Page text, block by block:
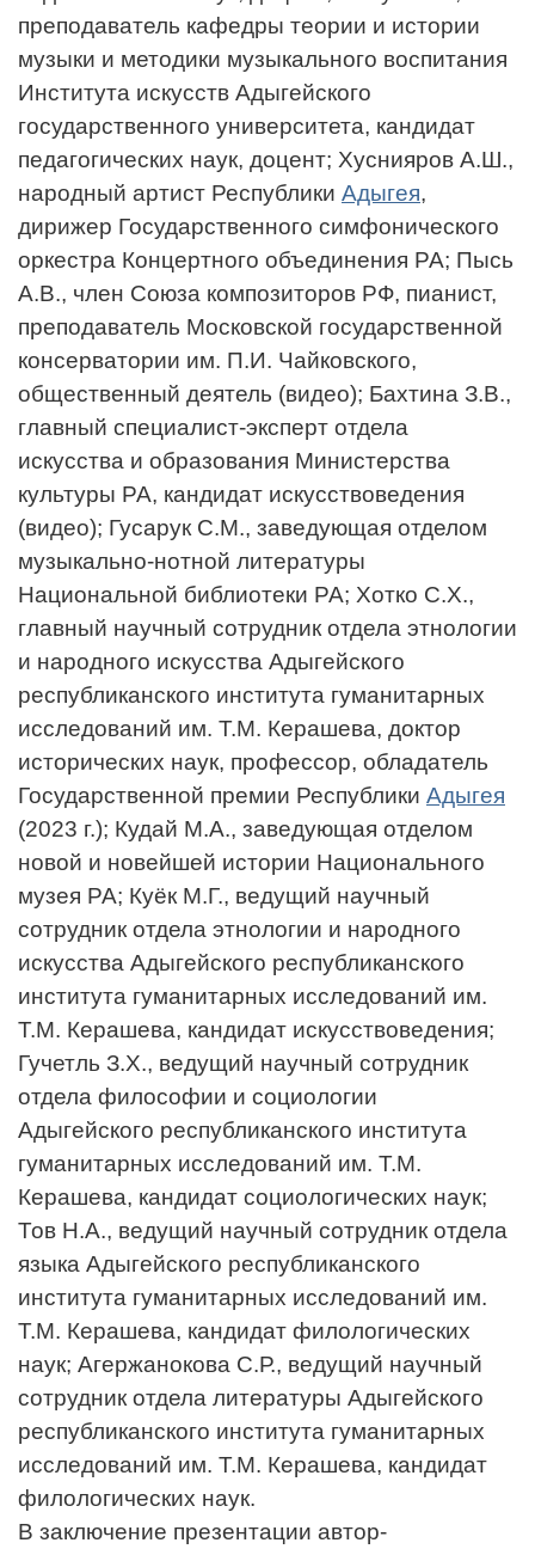
преподаватель кафедры теории и истории
музыки и методики музыкального воспитания
Института искусств Адыгейского
государственного университета, кандидат
педагогических наук, доцент; Хуснияров А.Ш.,
народный артист Республики Адыгея,
дирижер Государственного симфонического
оркестра Концертного объединения РА; Пысь
А.В., член Союза композиторов РФ, пианист,
преподаватель Московской государственной
консерватории им. П.И. Чайковского,
общественный деятель (видео); Бахтина З.В.,
главный специалист-эксперт отдела
искусства и образования Министерства
культуры РА, кандидат искусствоведения
(видео); Гусарук С.М., заведующая отделом
музыкально-нотной литературы
Национальной библиотеки РА; Хотко С.Х.,
главный научный сотрудник отдела этнологии
и народного искусства Адыгейского
республиканского института гуманитарных
исследований им. Т.М. Керашева, доктор
исторических наук, профессор, обладатель
Государственной премии Республики Адыгея
(2023 г.); Кудай М.А., заведующая отделом
новой и новейшей истории Национального
музея РА; Куёк М.Г., ведущий научный
сотрудник отдела этнологии и народного
искусства Адыгейского республиканского
института гуманитарных исследований им.
Т.М. Керашева, кандидат искусствоведения;
Гучетль З.Х., ведущий научный сотрудник
отдела философии и социологии
Адыгейского республиканского института
гуманитарных исследований им. Т.М.
Керашева, кандидат социологических наук;
Тов Н.А., ведущий научный сотрудник отдела
языка Адыгейского республиканского
института гуманитарных исследований им.
Т.М. Керашева, кандидат филологических
наук; Агержанокова С.Р., ведущий научный
сотрудник отдела литературы Адыгейского
республиканского института гуманитарных
исследований им. Т.М. Керашева, кандидат
филологических наук.
В заключение презентации автор-